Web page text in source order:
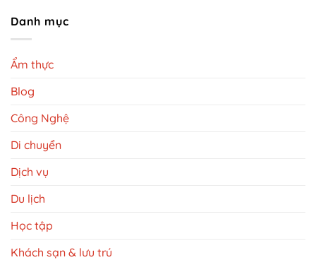
Danh mục
Ẩm thực
Blog
Công Nghệ
Di chuyển
Dịch vụ
Du lịch
Học tập
Khách sạn & lưu trú